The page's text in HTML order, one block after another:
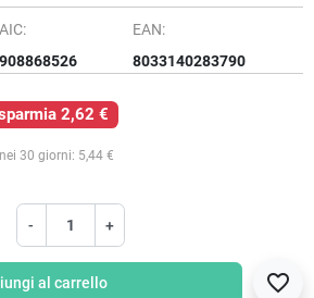
AIC:
908868526
EAN:
8033140283790
2,62 €
30 giorni: 5,44 €
- +
al carrello favorite_border